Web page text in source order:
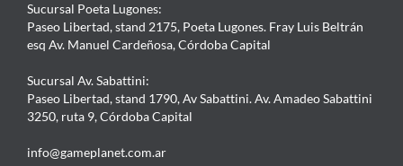
Sucursal Poeta Lugones:
Paseo Libertad, stand 2175, Poeta Lugones. Fray Luis Beltrán
esq Av. Manuel Cardeñosa, Córdoba Capital
Sucursal Av. Sabattini:
Paseo Libertad, stand 1790, Av Sabattini. Av. Amadeo Sabattini
3250, ruta 9, Córdoba Capital
info@gameplanet.com.ar